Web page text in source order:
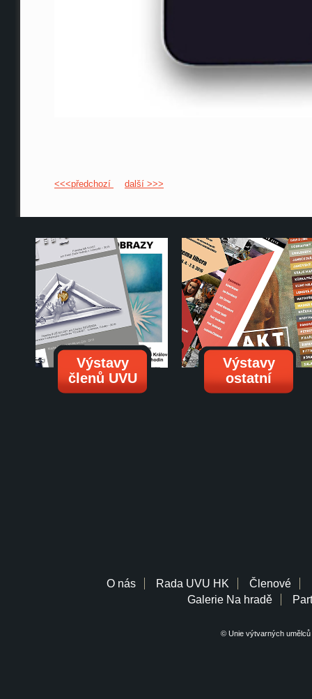
<<<předchozí další >>>
Výstavy
členů UVU
Výstavy
ostatní
O nás Rada UVU HK Členové
Galerie Na hradě
© Unie výtvarných